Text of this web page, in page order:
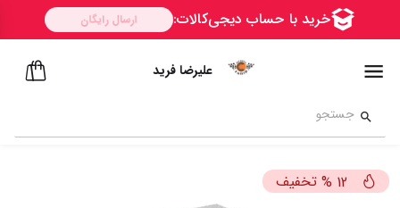
علیرضا فرید
12
% تخفیف